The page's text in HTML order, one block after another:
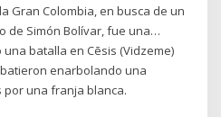
Gran Colombia, en busca de un
de Simón Bolívar, fue una…
batalla en Cēsis (Vidzeme)
enarbolando una
una franja blanca.